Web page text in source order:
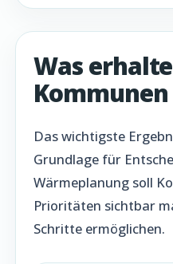
Was
Kommunen
Das wichtigste
Grundlage für
Wärmeplanung soll
Prioritäten sichtbar
Schritte ermöglichen.